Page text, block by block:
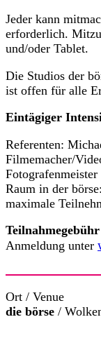
Jeder kann
erforderlich.
und/oder Tablet.
Die Studios der
ist offen für alle
Eintägiger
Referenten:
Filmemacher/
Fotografenmeister
Raum in der
maximale
Anmeldung unter
Ort / Venue
die börse /